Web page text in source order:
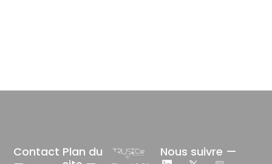
Plan du
Contact
Nous suivre —